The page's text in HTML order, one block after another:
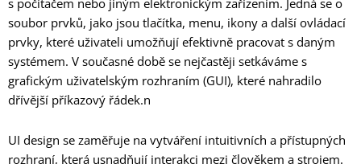
s počítačem nebo jiným elektronickým zařízením. Jedná se o
soubor prvků, jako jsou tlačítka, menu, ikony a další ovládací
prvky, které uživateli umožňují efektivně pracovat s daným
systémem. V současné době se nejčastěji setkáváme s
grafickým uživatelským rozhraním (GUI), které nahradilo
dřívější příkazový řádek.n
UI design se zaměřuje na vytváření intuitivních a přístupných
rozhraní, která usnadňují interakci mezi člověkem a strojem.